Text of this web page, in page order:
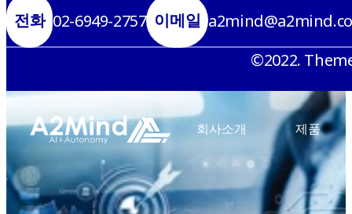
전화 02-6949-2757 이메일
©2022.
회사소개 제품